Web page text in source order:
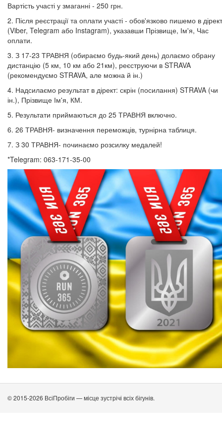
Вартість участі у змаганні - 250 грн.
2. Після реєстрації та оплати участі - обов'язково пишемо в
(Viber, Telegram або Instagram), указавши Прізвище, Ім'я, Час
оплати.
3. З 17-23 ТРАВНЯ (обираємо будь-який день) долаємо обрану
дистанцію (5 км, 10 км або 21км), реєструючи в STRAVA
(рекомендуємо STRAVA, але можна й ін.)
4. Надсилаємо результат в дірект: скрін (посилання) STRAVA (чи
ін.), Прізвище Ім'я, КМ.
5. Результати приймаються до 25 ТРАВНЯ включно.
6. 26 ТРАВНЯ- визначення переможців, турнірна таблиця.
7. З 30 ТРАВНЯ- починаємо розсилку медалей!
*Telegram: 063-171-35-00
© 2015-2026 ВсіПробіги — місце зустрічі всіх бігунів.